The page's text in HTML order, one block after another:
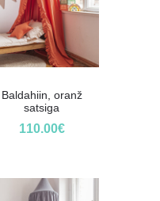
Baldahiin, oranž
satsiga
110.00€